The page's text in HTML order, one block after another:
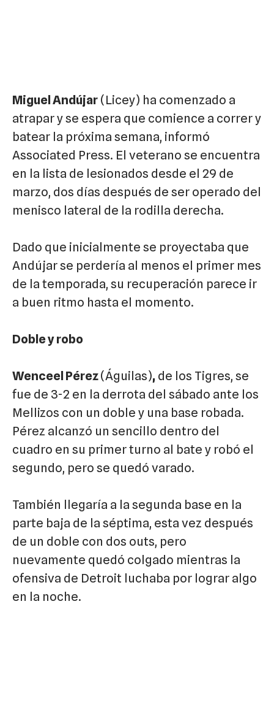
Miguel Andújar (Licey) ha comenzado a
atrapar y se espera que comience a correr y
batear la próxima semana, informó
Associated Press. El veterano se encuentra
en la lista de lesionados desde el 29 de
marzo, dos días después de ser operado del
menisco lateral de la rodilla derecha.
Dado que inicialmente se proyectaba que
Andújar se perdería al menos el primer mes
de la temporada, su recuperación parece ir
a buen ritmo hasta el momento.
Doble y robo
Wenceel Pérez(Águilas), de los Tigres, se
fue de 3-2 en la derrota del sábado ante los
Mellizos con un doble y una base robada.
Pérez alcanzó un sencillo dentro del
cuadro en su primer turno al bate y robó el
segundo, pero se quedó varado.
También llegaría a la segunda base en la
parte baja de la séptima, esta vez después
de un doble con dos outs, pero
nuevamente quedó colgado mientras la
ofensiva de Detroit luchaba por lograr algo
en la noche.